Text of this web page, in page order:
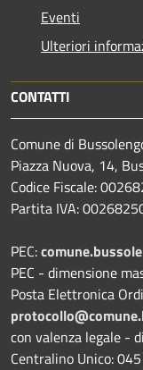
Eventi
Ulteriori
CONTATTI
Comune di
Piazza Nuova, 14,
Codice Fiscale:
Partita IVA:
PEC:
PEC - dimensione
Posta Elettronica
con valenza legale -
Centralino Unico: